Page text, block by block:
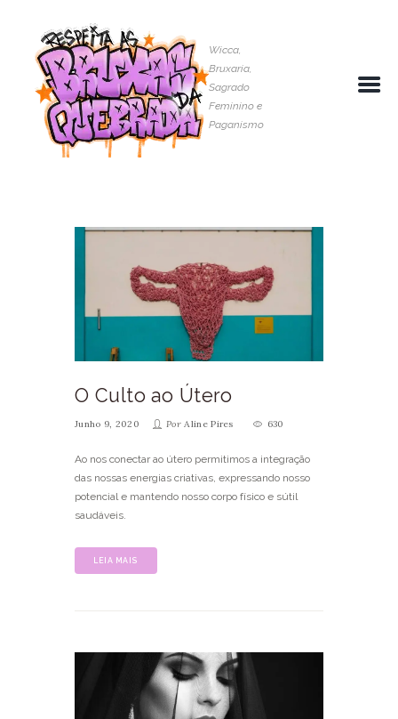
Wicca,
Bruxaria,
Sagrado
Feminino e
Paganismo
O Culto ao Útero
Junho 9, 2020 PorAline Pires 630
Ao nos conectar ao útero permitimos a integração
das nossas energias criativas, expressando nosso
potencial e mantendo nosso corpo físico e sútil
saudáveis.
LEIA MAIS